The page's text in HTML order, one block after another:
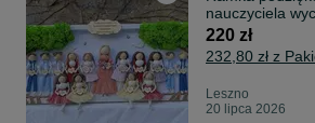
nauczyciela
220 zł
232,80 zł z
Leszno
20 lipca 2026